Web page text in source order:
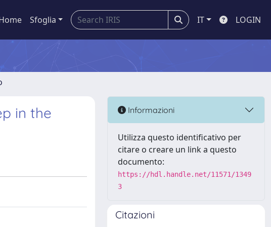
Sfoglia IT LOGIN
in the
Informazioni
Utilizza questo identificativo per
citare o creare un link a questo
documento:
https://hdl.handle.net/11571/1349
3
Citazioni